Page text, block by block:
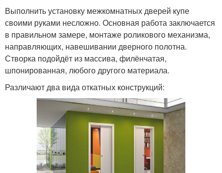
Выполнить установку межкомнатных дверей купе
своими руками несложно. Основная работа заключается
в правильном замере, монтаже роликового механизма,
направляющих, навешивании дверного полотна.
Створка подойдёт из массива, филёнчатая,
шпонированная, любого другого материала.
Различают два вида откатных конструкций: